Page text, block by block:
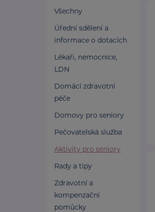
Všechny
Úřední sdělení a
informace o dotacích
Lékaři, nemocnice,
LDN
Domácí zdravotní
péče
Domovy pro seniory
Pečovatelská služba
Aktivity pro seniory
Rady a tipy
Zdravotní a
kompenzační
pomůcky